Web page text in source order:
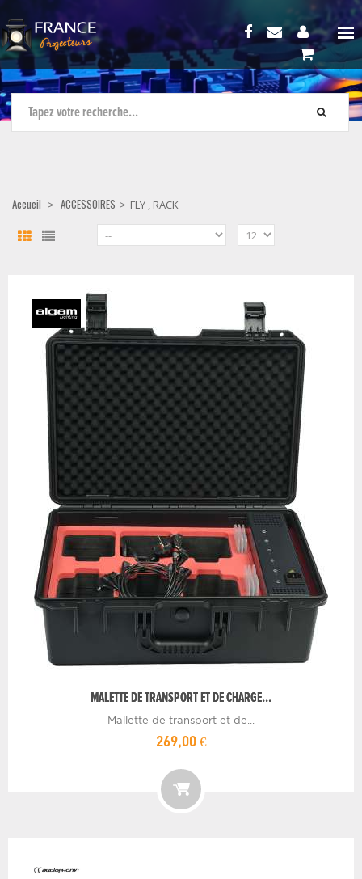
Accueil > ACCESSOIRES > FLY , RACK
MALETTE DE TRANSPORT ET DE CHARGE...
Mallette de transport et de...
269,00 €